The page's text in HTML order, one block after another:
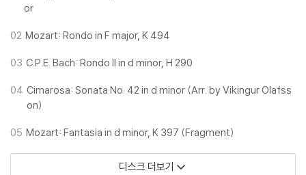
or
02 Mozart: Rondo in F major, K 494
03 C.P.E. Bach: Rondo II in d minor, H 290
04 Cimarosa: Sonata No. 42 in d minor (Arr. by Vikingur Olafss
on)
05 Mozart: Fantasia in d minor, K 397 (Fragment)
디스크 더보기